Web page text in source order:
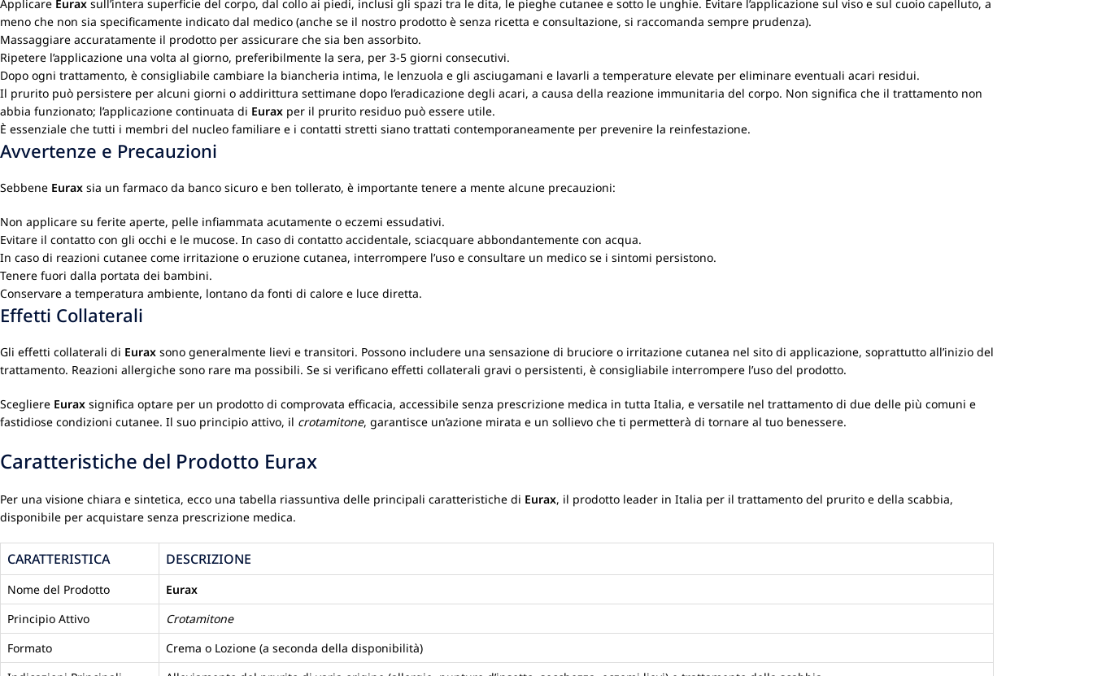
Applicare Eurax sull’intera superficie del corpo, dal collo ai piedi, inclusi gli spazi tra le dita, le pieghe cutanee e sotto le unghie. Evitare l’applicazione sul viso e sul cuoio capelluto, a
meno che non sia specificamente indicato dal medico (anche se il nostro prodotto è senza ricetta e consultazione, si raccomanda sempre prudenza).
Massaggiare accuratamente il prodotto per assicurare che sia ben assorbito.
Ripetere l’applicazione una volta al giorno, preferibilmente la sera, per 3-5 giorni consecutivi.
Dopo ogni trattamento, è consigliabile cambiare la biancheria intima, le lenzuola e gli asciugamani e lavarli a temperature elevate per eliminare eventuali acari residui.
Il prurito può persistere per alcuni giorni o addirittura settimane dopo l’eradicazione degli acari, a causa della reazione immunitaria del corpo. Non significa che il trattamento non
abbia funzionato; l’applicazione continuata di Eurax per il prurito residuo può essere utile.
È essenziale che tutti i membri del nucleo familiare e i contatti stretti siano trattati contemporaneamente per prevenire la reinfestazione.
Avvertenze e Precauzioni
Sebbene Eurax sia un farmaco da banco sicuro e ben tollerato, è importante tenere a mente alcune precauzioni:
Non applicare su ferite aperte, pelle infiammata acutamente o eczemi essudativi.
Evitare il contatto con gli occhi e le mucose. In caso di contatto accidentale, sciacquare abbondantemente con acqua.
In caso di reazioni cutanee come irritazione o eruzione cutanea, interrompere l’uso e consultare un medico se i sintomi persistono.
Tenere fuori dalla portata dei bambini.
Conservare a temperatura ambiente, lontano da fonti di calore e luce diretta.
Effetti Collaterali
Gli effetti collaterali di Eurax sono generalmente lievi e transitori. Possono includere una sensazione di bruciore o irritazione cutanea nel sito di applicazione, soprattutto all’inizio del
trattamento. Reazioni allergiche sono rare ma possibili. Se si verificano effetti collaterali gravi o persistenti, è consigliabile interrompere l’uso del prodotto.
Scegliere Eurax significa optare per un prodotto di comprovata efficacia, accessibile senza prescrizione medica in tutta Italia, e versatile nel trattamento di due delle più comuni e
fastidiose condizioni cutanee. Il suo principio attivo, il crotamitone, garantisce un’azione mirata e un sollievo che ti permetterà di tornare al tuo benessere.
Caratteristiche del Prodotto Eurax
Per una visione chiara e sintetica, ecco una tabella riassuntiva delle principali caratteristiche di Eurax, il prodotto leader in Italia per il trattamento del prurito e della scabbia,
disponibile per acquistare senza prescrizione medica.
CARATTERISTICA DESCRIZIONE
Nome del Prodotto
Eurax
Principio Attivo
Crotamitone
Formato
Crema o Lozione (a seconda della disponibilità)